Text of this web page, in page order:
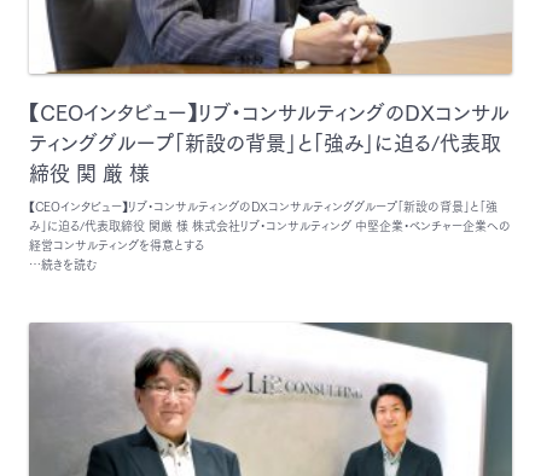
【CEOインタビュー】リブ・コンサルティングのDXコンサル
ティンググループ「新設の背景」と「強み」に迫る/代表取
締役 関 厳 様
【CEOインタビュー】リブ・コンサルティングのDXコンサルティンググループ「新設の背景」と「強
み」に迫る/代表取締役 関厳 様 株式会社リブ・コンサルティング 中堅企業・ベンチャー企業への
経営コンサルティングを得意とする
…続きを読む